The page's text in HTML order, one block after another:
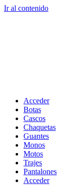
Ir al contenido
Acceder
Botas
Cascos
Chaquetas
Guantes
Monos
Motos
Trajes
Pantalones
Acceder